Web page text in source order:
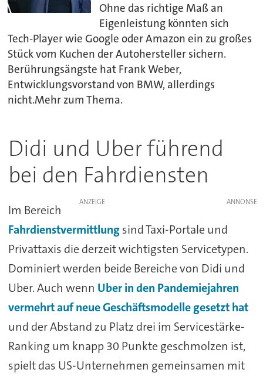
Ohne das richtige Maß an
Eigenleistung könnten sich
Tech-Player wie Google oder Amazon ein zu großes
Stück vom Kuchen der Autohersteller sichern.
Berührungsängste hat Frank Weber,
Entwicklungsvorstand von BMW, allerdings
nicht.Mehr zum Thema.
Didi und Uber führend
bei den Fahrdiensten
ANZEIGE
Im Bereich
Fahrdienstvermittlungsind Taxi-Portale und
Privattaxis die derzeit wichtigsten Servicetypen.
Dominiert werden beide Bereiche von Didi und
Uber. Auch wenn Uber in den Pandemiejahren
vermehrt auf neue Geschäftsmodelle gesetzt hat
und der Abstand zu Platz drei im Servicestärke-
Ranking um knapp 30 Punkte geschmolzen ist,
spielt das US-Unternehmen gemeinsamen mit